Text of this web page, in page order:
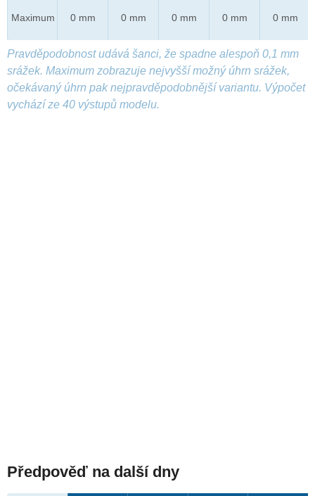
Maximum 0 mm 0 mm 0 mm 0 mm 0 mm
Pravděpodobnost udává šanci, že spadne alespoň 0,1 mm
srážek. Maximum zobrazuje nejvyšší možný úhrn srážek,
očekávaný úhrn pak nejpravděpodobnější variantu. Výpočet
vychází ze 40 výstupů modelu.
Předpověď na další dny